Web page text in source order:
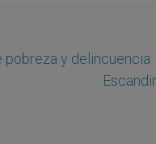
pobreza y delincuencia